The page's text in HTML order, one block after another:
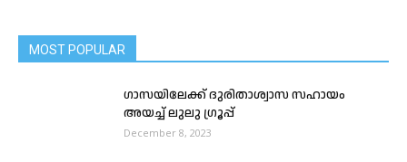
MOST POPULAR
ഗാസയിലേക്ക് ദുരിതാശ്വാസ സഹായം
അയച്ച് ലുലു ഗ്രൂപ്പ്
December 8, 2023